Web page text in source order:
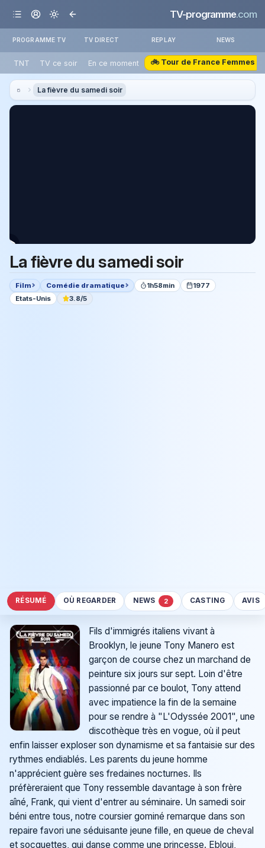
TV-programme.com
PROGRAMME TV TV DIRECT REPLAY NEWS
TNT TV ce soir En ce moment 🚲 Tour de France Femmes
La fièvre du samedi soir
La fièvre du samedi soir
Film Comédie dramatique 1h58min
1977
Etats-Unis
3.8/5
RÉSUMÉ OÙ REGARDER NEWS 2 CASTING AVIS
Fils d'immigrés italiens vivant à
Brooklyn, le jeune Tony Manero est
garçon de course chez un marchand de
peinture six jours sur sept. Loin d'être
passionné par ce boulot, Tony attend
avec impatience la fin de la semaine
pour se rendre à "L'Odyssée 2001", une
discothèque très en vogue, où il peut
enfin laisser exploser son dynamisme et sa fantaisie sur des
rythmes endiablés. Les parents du jeune homme
n'apprécient guère ses fredaines nocturnes. Ils
préfèreraient que Tony ressemble davantage à son frère
aîné, Frank, qui vient d'entrer au séminaire. Un samedi soir
béni entre tous, notre coursier gominé remarque dans son
repaire favori une séduisante jeune fille, en queue de cheval
et socquettes, qui danse comme une princesse. Ebloui,